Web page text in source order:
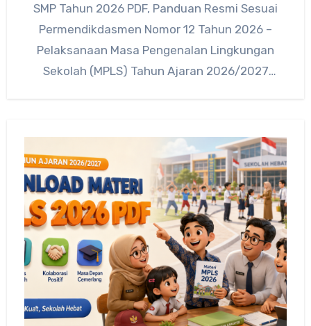
SMP Tahun 2026 PDF, Panduan Resmi Sesuai
Permendikdasmen Nomor 12 Tahun 2026 –
Pelaksanaan Masa Pengenalan Lingkungan
Sekolah (MPLS) Tahun Ajaran 2026/2027